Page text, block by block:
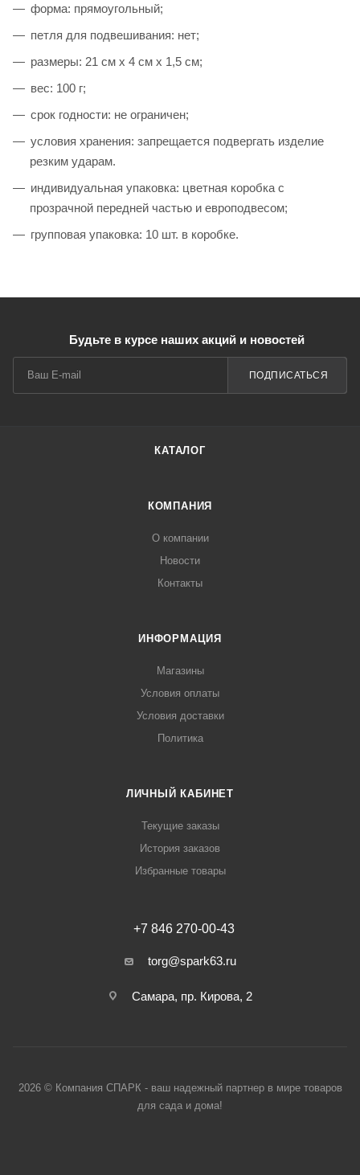
форма: прямоугольный;
петля для подвешивания: нет;
размеры: 21 см х 4 см х 1,5 см;
вес: 100 г;
срок годности: не ограничен;
условия хранения: запрещается подвергать изделие
резким ударам.
индивидуальная упаковка: цветная коробка с
прозрачной передней частью и европодвесом;
групповая упаковка: 10 шт. в коробке.
Будьте в курсе наших акций и новостей
ПОДПИСАТЬСЯ
КАТАЛОГ
КОМПАНИЯ
О компании
Новости
Контакты
ИНФОРМАЦИЯ
Магазины
Условия оплаты
Условия доставки
Политика
ЛИЧНЫЙ КАБИНЕТ
Текущие заказы
История заказов
Избранные товары
+7 846 270-00-43
torg@spark63.ru
Самара, пр. Кирова, 2
2026 © Компания СПАРК - ваш надежный партнер в мире товаров
для сада и дома!